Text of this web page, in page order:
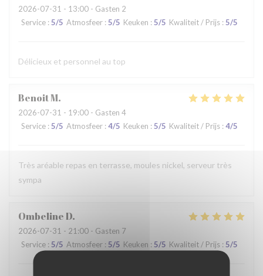
2026-07-31 - 13:00 - Gasten 2
Service : 5/5 Atmosfeer : 5/5 Keuken : 5/5 Kwaliteit / Prijs : 5/5
Délicieux et personnel au top
BenoitM
2026-07-31 - 19:00 - Gasten 4
Service : 5/5 Atmosfeer : 4/5 Keuken : 5/5 Kwaliteit / Prijs : 4/5
Très aréable repas en terrasse, moules nickel, serveur très
sympa
OmbelineD
2026-07-31 - 21:00 - Gasten 7
Service : 5/5 Atmosfeer : 5/5 Keuken : 5/5 Kwaliteit / Prijs : 5/5